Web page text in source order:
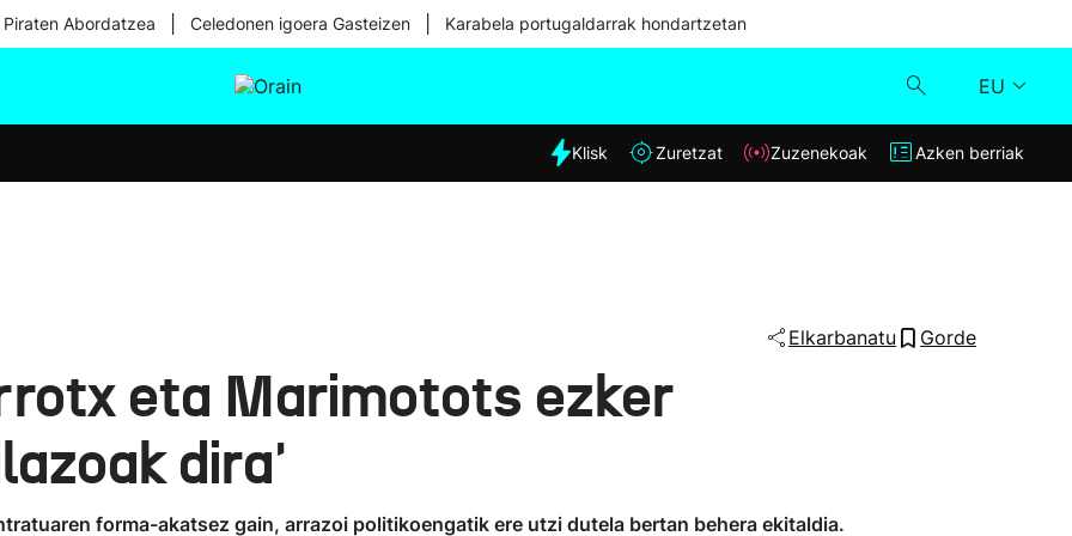
Abordatzea Celedonen igoera Gasteizen Karabela portugaldarrak hondartzetan
EU
Eguraldia
Klisk
Klisk Zuretzat Zuzenekoak Azken berriak
Elkarbanatu Gorde
eta Marimotots ezker
dira'
forma-akatsez gain, arrazoi politikoengatik ere utzi dutela bertan behera ekitaldia.